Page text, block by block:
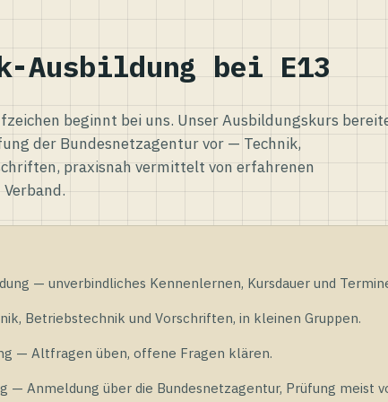
Ausbildung bei E13
beginnt bei uns. Unser Ausbildungskurs
der Bundesnetzagentur vor — Technik,
praxisnah vermittelt von erfahrenen
— unverbindliches Kennenlernen, Kursdauer und
Betriebstechnik und Vorschriften, in kleinen Gruppen.
— Altfragen üben, offene Fragen klären.
— Anmeldung über die Bundesnetzagentur, Prüfung meist